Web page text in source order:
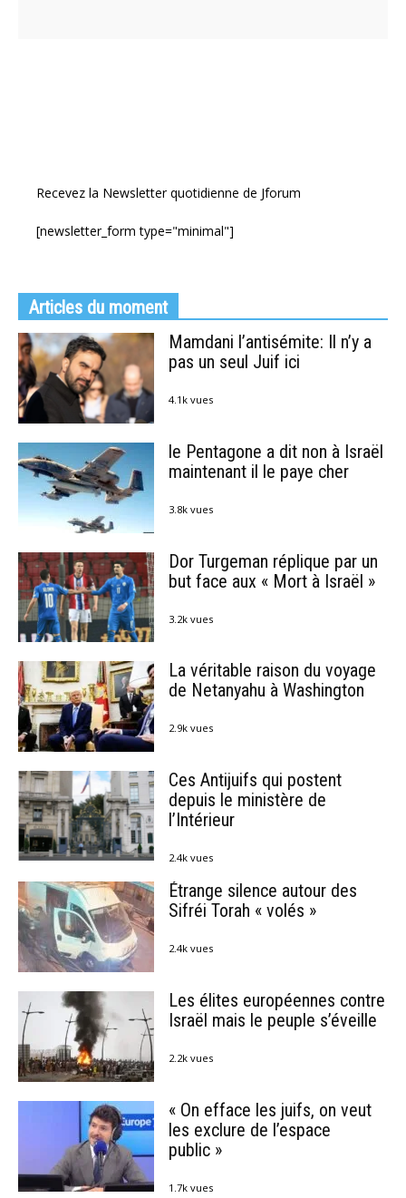
Recevez la Newsletter quotidienne de Jforum
[newsletter_form type="minimal"]
Articles du moment
Mamdani l’antisémite: Il n’y a
pas un seul Juif ici
4.1k vues
le Pentagone a dit non à Israël
maintenant il le paye cher
3.8k vues
Dor Turgeman réplique par un
but face aux « Mort à Israël »
3.2k vues
La véritable raison du voyage
de Netanyahu à Washington
2.9k vues
Ces Antijuifs qui postent
depuis le ministère de
l’Intérieur
2.4k vues
Étrange silence autour des
Sifréi Torah « volés »
2.4k vues
Les élites européennes contre
Israël mais le peuple s’éveille
2.2k vues
« On efface les juifs, on veut
les exclure de l’espace
public »
1.7k vues